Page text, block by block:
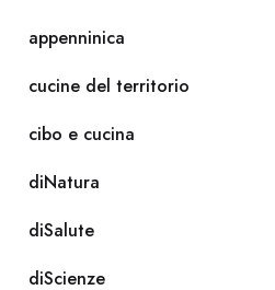
appenninica
cucine del territorio
cibo e cucina
diNatura
diSalute
diScienze